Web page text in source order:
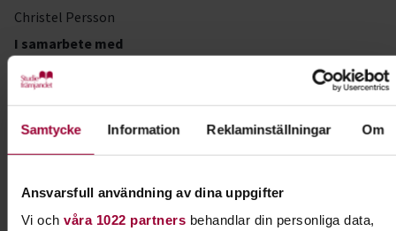
Samtycke Information Reklaminställningar Om
Ansvarsfull användning av dina uppgifter
Vi och våra 1022 partnersbehandlar din personliga data,
Christel Persson
I samarbete med
Höör Brukshundklubb
Kontakt
Sanna Grewell
Folkbildningsutvecklare Djur